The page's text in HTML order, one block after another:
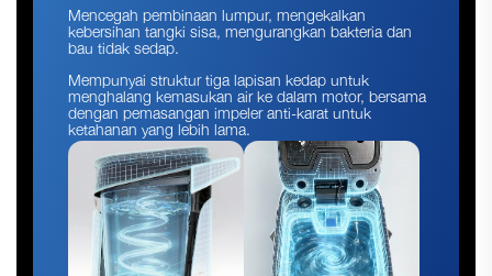
Mencegah pembinaan lumpur, mengekalkan
kebersihan tangki sisa, mengurangkan bakteria dan
bau tidak sedap.
Mempunyai struktur tiga lapisan kedap untuk
menghalang kemasukan air ke dalam motor, bersama
dengan pemasangan impeler anti-karat untuk
ketahanan yang lebih lama.